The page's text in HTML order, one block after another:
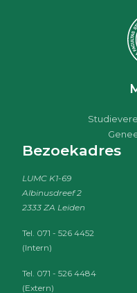
Bezoekadres
LUMC K1-69
Albinusdreef 2
2333 ZA Leiden
Tel. 071 - 526 4452
(Intern)
Tel. 071 - 526 4484
(Extern)